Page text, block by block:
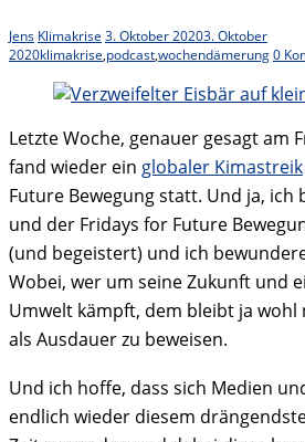
Jens Klimakrise 3. Oktober 20203. Oktober
2020klimakrise,podcast,wochendämerung0
Letzte Woche, genauer gesagt am
fand wieder ein globaler Kimastreik
Future Bewegung statt. Und ja, ich
und der Fridays for Future
(und begeistert) und ich
Wobei, wer um seine Zukunft und
Umwelt kämpft, dem bleibt ja
als Ausdauer zu beweisen.
Und ich hoffe, dass sich Medien
endlich wieder diesem